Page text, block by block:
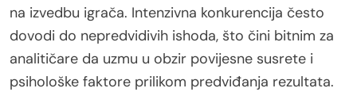
na izvedbu igrača. Intenzivna konkurencija često
dovodi do nepredvidivih ishoda, što čini bitnim za
analitičare da uzmu u obzir povijesne susrete i
psihološke faktore prilikom predviđanja rezultata.